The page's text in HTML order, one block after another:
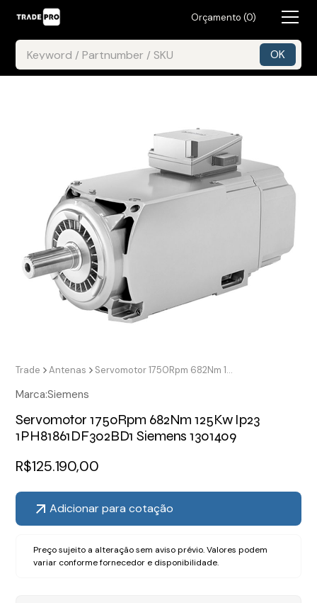
Orçamento (0)
Trade Antenas Servomotor 1750Rpm 682Nm 125Kw Ip23 1PH81861DF302BD1 Siemens 1301409
Marca:Siemens
Servomotor 1750Rpm 682Nm 125Kw Ip23
1PH81861DF302BD1 Siemens 1301409
R$125.190,00
Adicionar para cotação
Preço sujeito a alteração sem aviso prévio. Valores podem
variar conforme fornecedor e disponibilidade.